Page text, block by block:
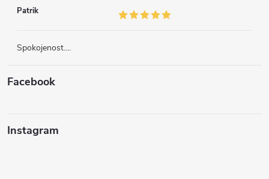
Patrik
Spokojenost....
Facebook
Instagram